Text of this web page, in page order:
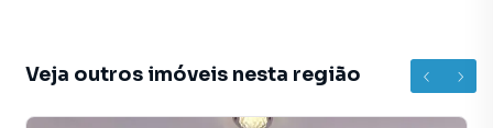
Veja outros imóveis nesta região